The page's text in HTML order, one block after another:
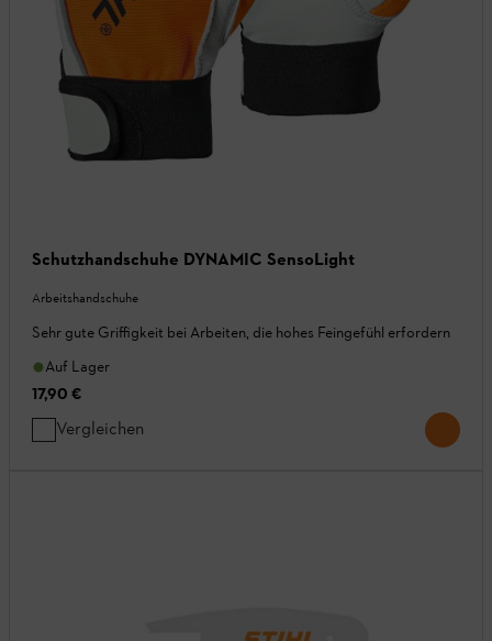
Schutzhandschuhe DYNAMIC SensoLight
Arbeitshandschuhe
Sehr gute Griffigkeit bei Arbeiten, die hohes Feingefühl erfordern
Auf Lager
17,90 €
Vergleichen